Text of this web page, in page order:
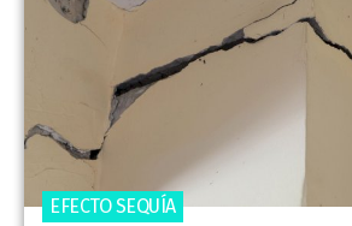
EFECTO SEQUÍA